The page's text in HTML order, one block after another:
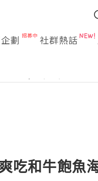
劃 社群熱話
吃和牛飽魚